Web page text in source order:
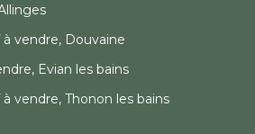
vendre, Douvaine
Evian les bains
vendre, Thonon les bains